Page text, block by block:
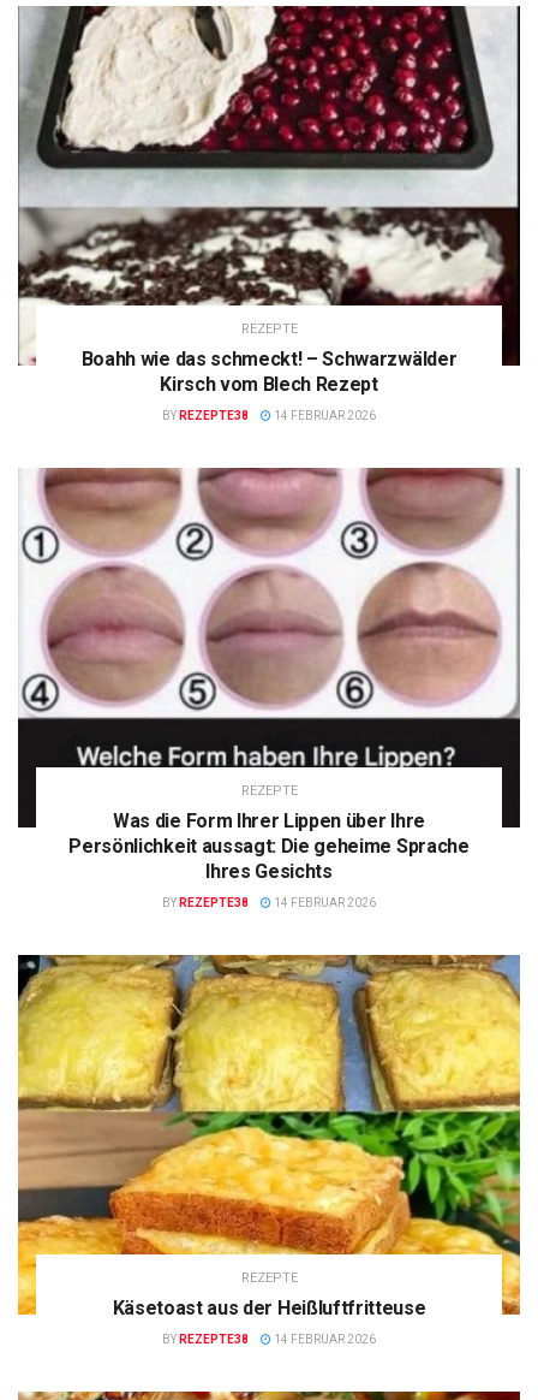
REZEPTE
Boahh wie das schmeckt! – Schwarzwälder
Kirsch vom Blech Rezept
BY REZEPTE38 14 FEBRUAR 2026
REZEPTE
Was die Form Ihrer Lippen über Ihre
Persönlichkeit aussagt: Die geheime Sprache
Ihres Gesichts
BY REZEPTE38 14 FEBRUAR 2026
REZEPTE
Käsetoast aus der Heißluftfritteuse
BY REZEPTE38 14 FEBRUAR 2026